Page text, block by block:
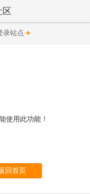
录站点
使用此功能！
回首页